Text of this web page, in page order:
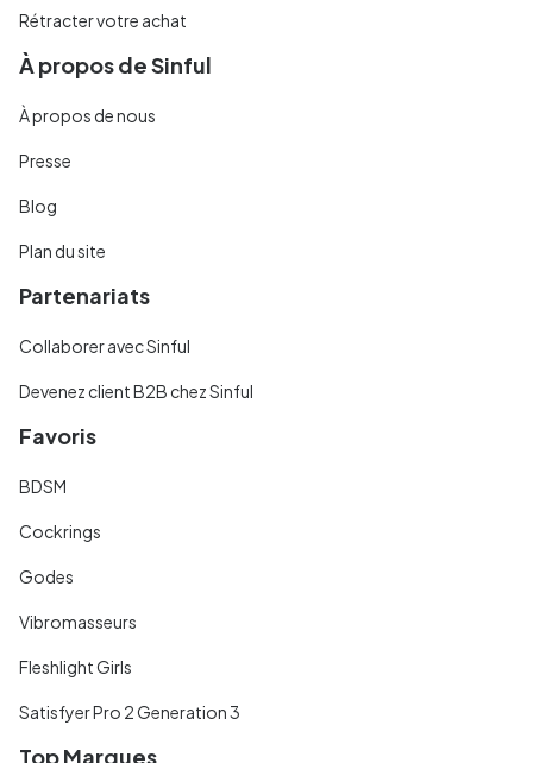
Rétracter votre achat
À propos de Sinful
À propos de nous
Presse
Blog
Plan du site
Partenariats
Collaborer avec Sinful
Devenez client B2B chez Sinful
Favoris
BDSM
Cockrings
Godes
Vibromasseurs
Fleshlight Girls
Satisfyer Pro 2 Generation 3
Top Marques